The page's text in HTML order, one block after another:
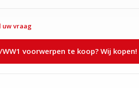
uw vraag
WW1 voorwerpen te koop? Wij kopen!